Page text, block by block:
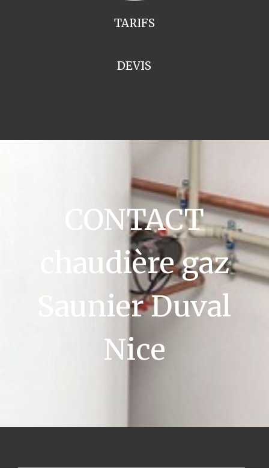
TARIFS
DEVIS
CONTACT
chaudière gaz
Saunier Duval
Nice